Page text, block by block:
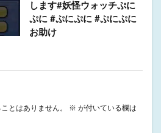
します#妖怪ウォッチぷに
ぷに #ぷにぷに #ぷにぷに
お助け
とはありません。 ※ が付いている欄は